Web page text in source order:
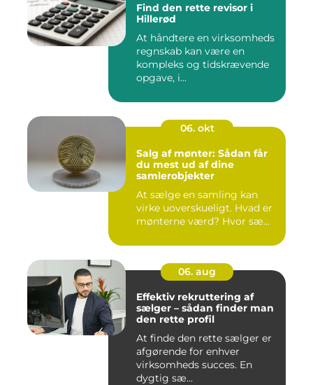
Find den rette revisor i
Hillerød
At håndtere en virksomheds
regnskab kan være en
kompleks og tidskrævende
opgave, i...
06. okt
Salg af mønter: Sådan får
du mest ud af dine
samlerobjekter
At sælge en samling kan
virke uoverskueligt. Hvad er
mønterne værd? Hvor sæ...
06. aug
Effektiv rekruttering af
sælger – sådan finder man
den rette profil
At finde den rette sælger er
afgørende for enhver
virksomheds succes. En
dygtig sæ...